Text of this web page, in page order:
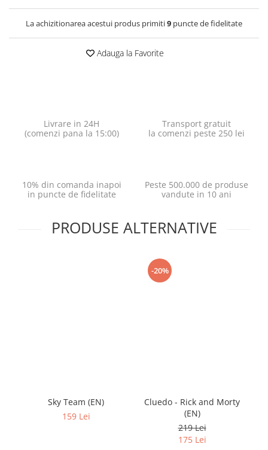
La achizitionarea acestui produs primiti9 puncte de fidelitate
Adauga la Favorite
Livrare in 24H
(comenzi pana la 15:00)
Transport gratuit
la comenzi peste 250 lei
10% din comanda inapoi
in puncte de fidelitate
Peste 500.000 de produse
vandute in 10 ani
PRODUSE ALTERNATIVE
Sky Team (EN)
159 Lei
-20%
Cluedo - Rick and Morty
(EN)
219 Lei
175 Lei